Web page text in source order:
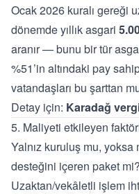
Ocak 2026 kuralı gereği
dönemde yıllık asgari
aranır — bunu bir tür
%51’in altındaki pay
vatandaşları bu şarttan
Detay için: Karadağ
5. Maliyeti etkileyen
Yalnız kuruluş mu,
desteğini içeren paket mi?
Uzaktan/vekâletli işlem